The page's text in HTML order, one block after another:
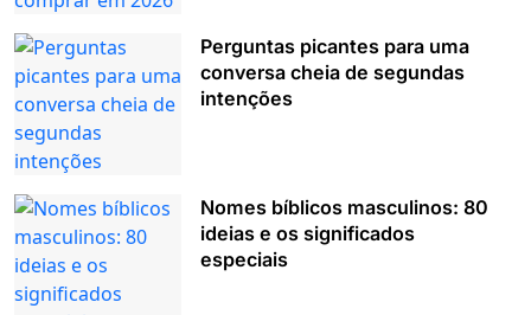
Perguntas picantes para uma
conversa cheia de segundas
intenções
Nomes bíblicos masculinos: 80
ideias e os significados
especiais